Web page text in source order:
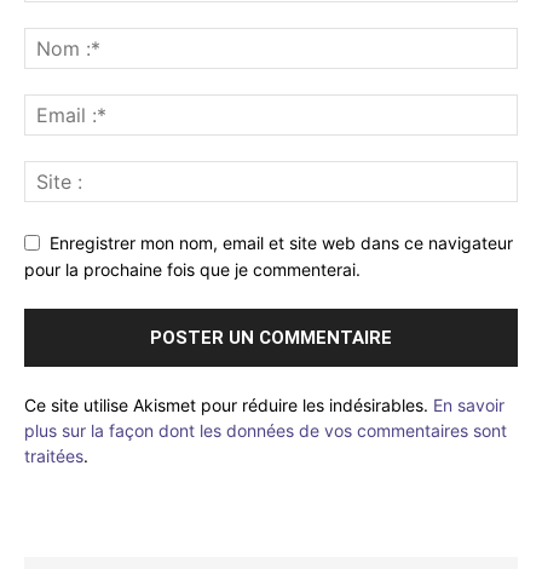
Enregistrer mon nom, email et site web dans ce navigateur
pour la prochaine fois que je commenterai.
Ce site utilise Akismet pour réduire les indésirables. En savoir
plus sur la façon dont les données de vos commentaires sont
traitées.